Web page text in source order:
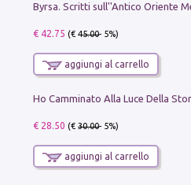
€ 42.75 (€45.00- 5%)
aggiungi al carrello
€ 28.50 (€30.00- 5%)
aggiungi al carrello